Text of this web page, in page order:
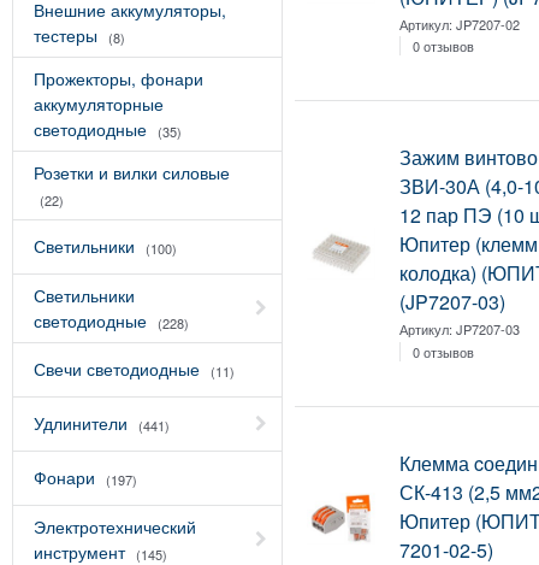
Внешние аккумуляторы,
тестеры
(8)
Прожекторы, фонари
аккумуляторные
светодиодные
(35)
Розетки и вилки силовые
(22)
Светильники (100)
Светильники
светодиодные
(228)
Свечи светодиодные (11)
Удлинители (441)
Фонари (197)
Электротехнический
инструмент (145)
Артикул:JP7207-02
0 отзывов
Зажим
ЗВИ-30А (4,0-
12 пар ПЭ (10
Юпитер
колодка)
(JP7207-03)
Артикул:JP7207-03
0 отзывов
Клемма
СК-413 (2,5
Юпитер
7201-02-5)